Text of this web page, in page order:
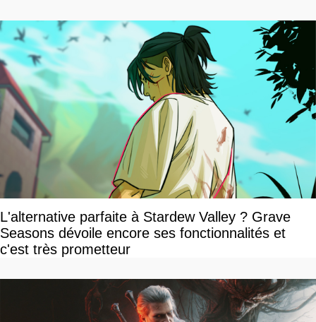
L'alternative parfaite à Stardew Valley ? Grave
Seasons dévoile encore ses fonctionnalités et
c'est très prometteur